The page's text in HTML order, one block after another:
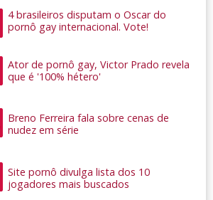
4 brasileiros disputam o Oscar do
pornô gay internacional. Vote!
Ator de pornô gay, Victor Prado revela
que é '100% hétero'
Breno Ferreira fala sobre cenas de
nudez em série
Site pornô divulga lista dos 10
jogadores mais buscados